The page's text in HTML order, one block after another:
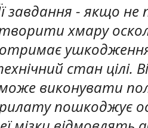
завдання - якщо
хмару
отримає
стан цілі.
виконувати
пошкоджує